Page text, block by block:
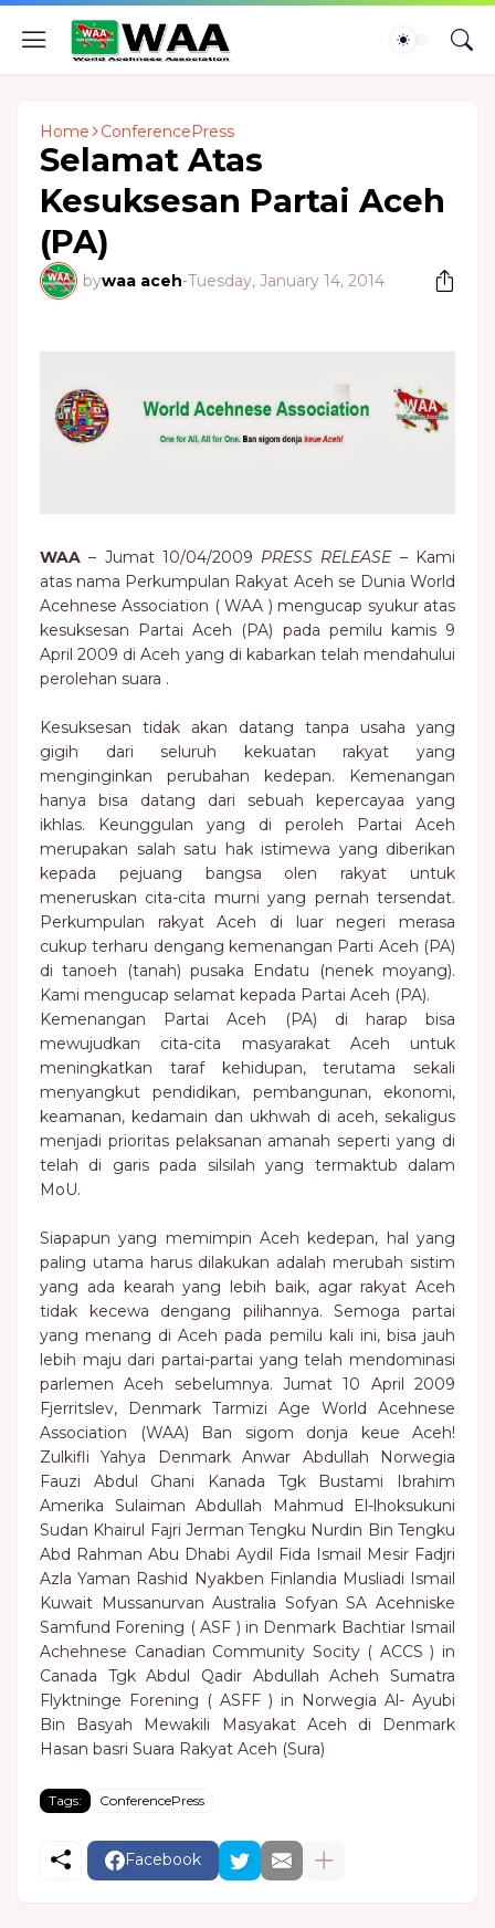
Home ConferencePress
Selamat Atas
Kesuksesan Partai Aceh
(PA)
bywaa aceh-Tuesday, January 14, 2014
WAA – Jumat 10/04/2009 PRESS RELEASE– Kami
atas nama Perkumpulan Rakyat Aceh se Dunia World
Acehnese Association ( WAA ) mengucap syukur atas
kesuksesan Partai Aceh (PA) pada pemilu kamis 9
April 2009 di Aceh yang di kabarkan telah mendahului
perolehan suara .
Kesuksesan tidak akan datang tanpa usaha yang
gigih dari seluruh kekuatan rakyat yang
menginginkan perubahan kedepan. Kemenangan
hanya bisa datang dari sebuah kepercayaa yang
ikhlas. Keunggulan yang di peroleh Partai Aceh
merupakan salah satu hak istimewa yang diberikan
kepada pejuang bangsa olen rakyat untuk
meneruskan cita-cita murni yang pernah tersendat.
Perkumpulan rakyat Aceh di luar negeri merasa
cukup terharu dengang kemenangan Parti Aceh (PA)
di tanoeh (tanah) pusaka Endatu (nenek moyang).
Kami mengucap selamat kepada Partai Aceh (PA).
Kemenangan Partai Aceh (PA) di harap bisa
mewujudkan cita-cita masyarakat Aceh untuk
meningkatkan taraf kehidupan, terutama sekali
menyangkut pendidikan, pembangunan, ekonomi,
keamanan, kedamain dan ukhwah di aceh, sekaligus
menjadi prioritas pelaksanan amanah seperti yang di
telah di garis pada silsilah yang termaktub dalam
MoU.
Siapapun yang memimpin Aceh kedepan, hal yang
paling utama harus dilakukan adalah merubah sistim
yang ada kearah yang lebih baik, agar rakyat Aceh
tidak kecewa dengang pilihannya. Semoga partai
yang menang di Aceh pada pemilu kali ini, bisa jauh
lebih maju dari partai-partai yang telah mendominasi
parlemen Aceh sebelumnya. Jumat 10 April 2009
Fjerritslev, Denmark Tarmizi Age World Acehnese
Association (WAA) Ban sigom donja keue Aceh!
Zulkifli Yahya Denmark Anwar Abdullah Norwegia
Fauzi Abdul Ghani Kanada Tgk Bustami Ibrahim
Amerika Sulaiman Abdullah Mahmud El-lhoksukuni
Sudan Khairul Fajri Jerman Tengku Nurdin Bin Tengku
Abd Rahman Abu Dhabi Aydil Fida Ismail Mesir Fadjri
Azla Yaman Rashid Nyakben Finlandia Musliadi Ismail
Kuwait Mussanurvan Australia Sofyan SA Acehniske
Samfund Forening ( ASF ) in Denmark Bachtiar Ismail
Achehnese Canadian Community Socity ( ACCS ) in
Canada Tgk Abdul Qadir Abdullah Acheh Sumatra
Flyktninge Forening ( ASFF ) in Norwegia Al- Ayubi
Bin Basyah Mewakili Masyakat Aceh di Denmark
Hasan basri Suara Rakyat Aceh (Sura)
Tags: ConferencePress
Facebook